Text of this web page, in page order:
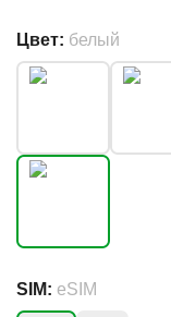
Цвет: белый
SIM: eSIM